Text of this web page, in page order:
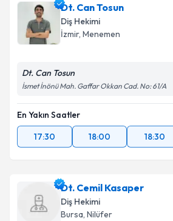
Takvim Talebini
Dt. Süleyman Demirci
oluşturun. Size bu uzmandan
takvim hazırlandığında e-posta ile
Kişisel verilerimin işlenmesine
Metni'ni okudum ve kişisel
kapsamda işlenmesini kabul
Dt. Can Tosun
Diş Hekimi
İzmir, Menemen
Dt. Can Tosun
İsmet İnönü Mah. Gaffar Okkan Cad. No: 61/A
En Yakın Saatler
17:30
18:00 18:30
Dt. Cemil Kasaper
Diş Hekimi
Bursa, Nilüfer